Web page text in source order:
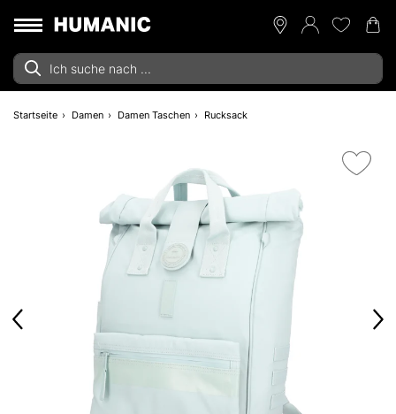
Startseite Damen Damen Taschen Rucksack